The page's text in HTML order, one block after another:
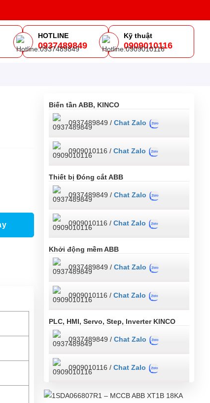
HOTLINE
0937489849
Kỹ thuật
0909010116
Biến tần ABB, KINCO
0937489849 / Chat Zalo
0909010116 / Chat Zalo
Thiết bị Đóng cắt ABB
0937489849 / Chat Zalo
0909010116 / Chat Zalo
Khởi động mềm ABB
0937489849 / Chat Zalo
0909010116 / Chat Zalo
PLC, HMI, Servo, Step, Inverter KINCO
0937489849 / Chat Zalo
0909010116 / Chat Zalo